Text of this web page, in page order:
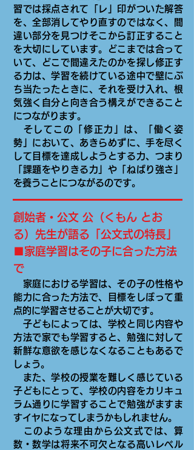
習では採点されて「レ」印がついた解答
を、全部消してやり直すのではなく、間
違い部分を見つけそこから訂正すること
を大切にしています。どこまでは合って
いて、どこで間違えたのかを探し修正す
る力は、学習を続けている途中で壁にぶ
ち当たったときに、それを受け入れ、根
気強く自分と向き合う構えができること
につながります。
そしてこの「修正力」は、「働く姿
勢」において、あきらめずに、手を尽く
して目標を達成しようとする力、つまり
「課題をやりきる力」や「ねばり強さ」
を養うことにつながるのです。
創始者・公文 公（くもん とお
る）先生が語る「公文式の特長」
■家庭学習はその子に合った方法
で
家庭における学習は、その子の性格や
能力に合った方法で、目標をしぼって重
点的に学習させることが大切です。
子どもによっては、学校と同じ内容や
方法で家でも学習すると、勉強に対して
新鮮な意欲を感じなくなることもあるで
しょう。
また、学校の授業を難しく感じている
子どもにとって、学校の内容をカリキュ
ラム通りに学習することで勉強がますま
すイヤになってしまうかもしれません。
このような理由から公文式では、算
数・数学は将来不可欠となる高いレベル